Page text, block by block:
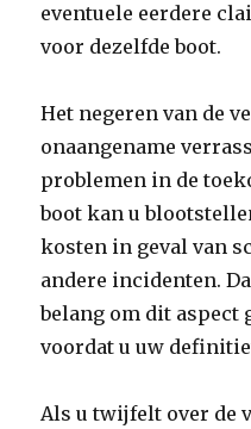
eventuele eerdere
voor dezelfde boot.
Het negeren van de
onaangename
problemen in de
boot kan u
kosten in geval van
andere incidenten.
belang om dit
voordat u uw
Als u twijfelt over de